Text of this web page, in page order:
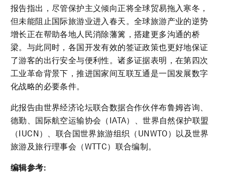
报告指出，尽管保护主义倾向正将全球贸易拖入寒冬，
但未能阻止国际旅游业进入春天。全球旅游产业的逆势
增长正在帮助各地人民消除藩篱，搭建更多沟通的桥
梁。与此同时，各国开发有效的签证政策也更好地保证
了游客的出行安全与便利性。诸多证据表明，在第四次
工业革命背景下，推进国家间互联互通是一国发展数字
化战略的必要条件。
此报告由世界经济论坛联合数据合作伙伴布鲁姆咨询、
德勤、国际航空运输协会（IATA）、世界自然保护联盟
（IUCN）、联合国世界旅游组织（UNWTO）以及世界
旅游及旅行理事会（WTTC）联合编制。
编辑参考: